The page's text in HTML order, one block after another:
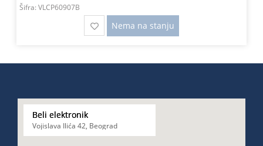
Šifra: VLCP60907B
Nema na stanju
Beli elektronik
Vojislava Ilića 42, Beograd